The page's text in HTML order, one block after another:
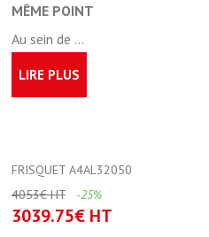
MÊME POINT
Au sein de ...
LIRE PLUS
FRISQUET A4AL32050
4053€ HT
-25%
3039.75€ HT